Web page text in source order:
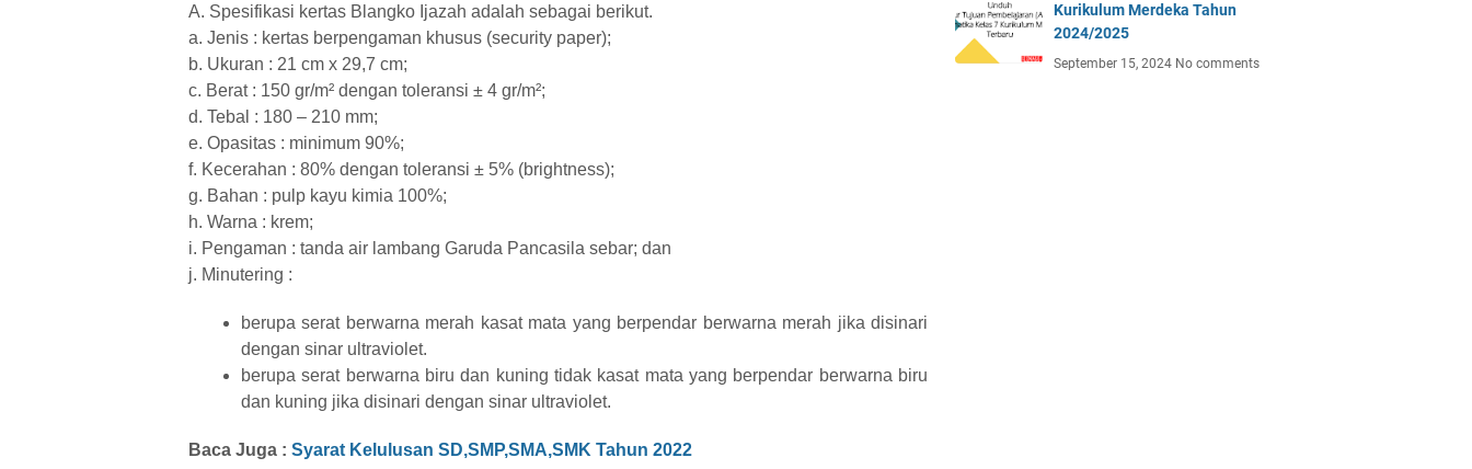
A. Spesifikasi kertas Blangko Ijazah adalah sebagai berikut.
a. Jenis : kertas berpengaman khusus (security paper);
b. Ukuran : 21 cm x 29,7 cm;
c. Berat : 150 gr/m² dengan toleransi ± 4 gr/m²;
d. Tebal : 180 – 210 mm;
e. Opasitas : minimum 90%;
f. Kecerahan : 80% dengan toleransi ± 5% (brightness);
g. Bahan : pulp kayu kimia 100%;
h. Warna : krem;
i. Pengaman : tanda air lambang Garuda Pancasila sebar; dan
j. Minutering :
berupa serat berwarna merah kasat mata yang berpendar berwarna merah jika disinari
dengan sinar ultraviolet.
berupa serat berwarna biru dan kuning tidak kasat mata yang berpendar berwarna biru
dan kuning jika disinari dengan sinar ultraviolet.
Baca Juga : Syarat Kelulusan SD,SMP,SMA,SMK Tahun 2022
Kurikulum Merdeka Tahun
2024/2025
September 15, 2024 No comments